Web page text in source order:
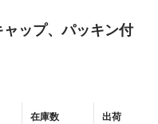
ップ、パッキン付
在庫数 出荷